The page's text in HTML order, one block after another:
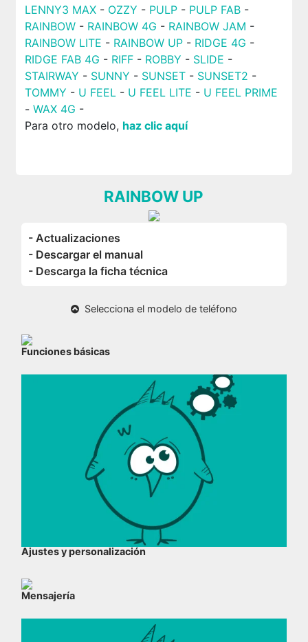
LENNY3 MAX- OZZY - PULP - PULP FAB-
RAINBOW- RAINBOW 4G - RAINBOW JAM -
RAINBOW LITE - RAINBOW UP- RIDGE 4G -
RIDGE FAB 4G - RIFF- ROBBY - SLIDE -
STAIRWAY - SUNNY - SUNSET- SUNSET2 -
TOMMY - U FEEL- U FEEL LITE - U FEEL PRIME
- WAX 4G -
Para otro modelo, haz clic aquí
RAINBOW UP
- Actualizaciones
- Descargar el manual
- Descarga la ficha técnica
Selecciona el modelo de teléfono
Funciones básicas
Ajustes y personalización
Mensajería